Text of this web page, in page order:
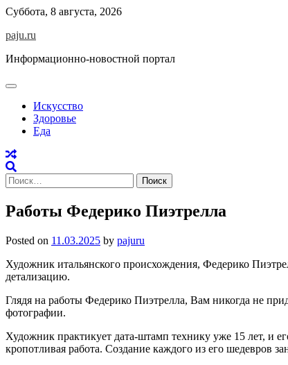
Skip
content
Суббота, 8 августа, 2026
paju.ru
Информационно-новостной портал
Искусство
Здоровье
Еда
Найти:
Работы Федерико Пиэтрелла
Posted on 11.03.2025 by pajuru
Художник итальянского происхождения, Федерико
детализацию.
Глядя на работы Федерико Пиэтрелла, Вам никогда не
фотографии.
Художник практикует дата-штамп технику уже 15 лет, и
кропотливая работа. Создание каждого из его шедевров